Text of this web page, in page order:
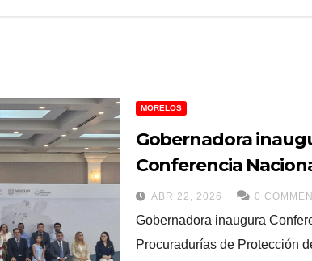
MORELOS
Gobernadora
Conferencia
Procuradurías de
Niñas, Niños y
Cuernavaca
ABR 22, 2026 0
Gobernadora inaugura
Procuradurías de Protección